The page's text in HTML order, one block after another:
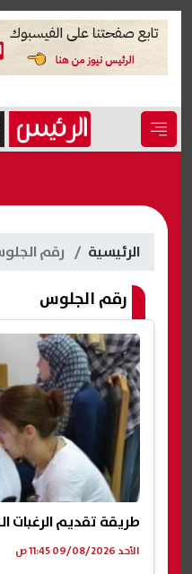
الرئيسية رقم
رقم الجلوس
طريقة تقديم الرغبات
الأحد 09/08/2026 11:45 ص